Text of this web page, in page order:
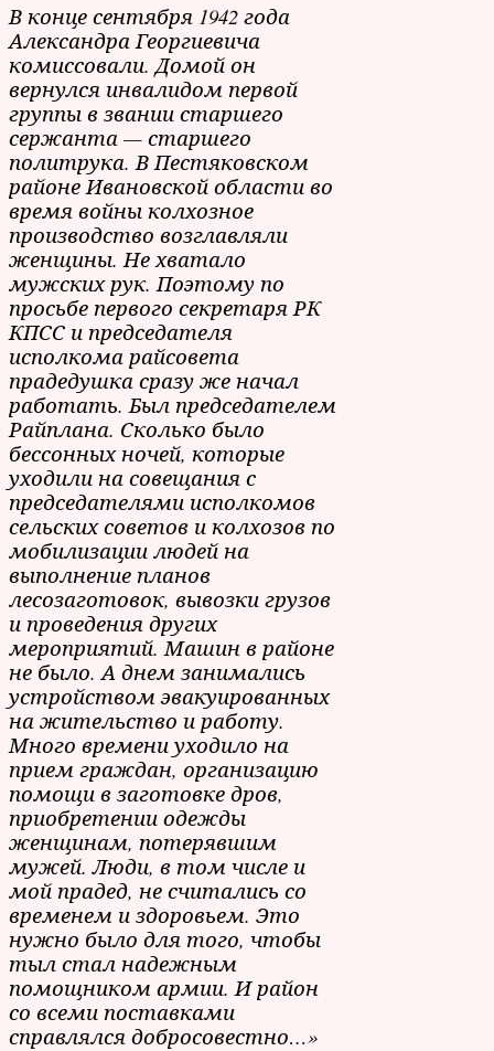
В конце сентября 1942 года
Александра Георгиевича
комиссовали. Домой он
вернулся инвалидом первой
группы в звании старшего
сержанта — старшего
политрука. В Пестяковском
районе Ивановской области во
время войны колхозное
производство возглавляли
женщины. Не хватало
мужских рук. Поэтому по
просьбе первого секретаря РК
КПСС и председателя
исполкома райсовета
прадедушка сразу же начал
работать. Был председателем
Райплана. Сколько было
бессонных ночей, которые
уходили на совещания с
председателями исполкомов
сельских советов и колхозов по
мобилизации людей на
выполнение планов
лесозаготовок, вывозки грузов
и проведения других
мероприятий. Машин в районе
не было. А днем занимались
устройством эвакуированных
на жительство и работу.
Много времени уходило на
прием граждан, организацию
помощи в заготовке дров,
приобретении одежды
женщинам, потерявшим
мужей. Люди, в том числе и
мой прадед, не считались со
временем и здоровьем. Это
нужно было для того, чтобы
тыл стал надежным
помощником армии. И район
со всеми поставками
справлялся добросовестно…»